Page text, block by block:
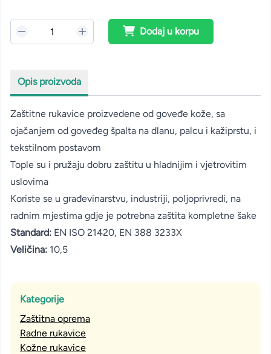
Dodaj u korpu
Opis proizvoda
Zaštitne rukavice proizvedene od goveđe kože, sa
ojačanjem od goveđeg špalta na dlanu, palcu i kažiprstu, i
tekstilnom postavom
Tople su i pružaju dobru zaštitu u hladnijim i vjetrovitim
uslovima
Koriste se u građevinarstvu, industriji, poljoprivredi, na
radnim mjestima gdje je potrebna zaštita kompletne šake
Standard: EN ISO 21420, EN 388 3233X
Veličina: 10,5
Kategorije
Zaštitna oprema
Radne rukavice
Kožne rukavice